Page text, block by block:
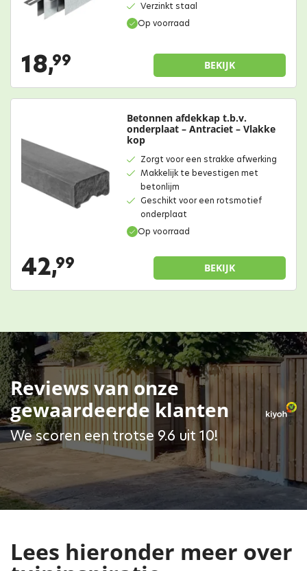
Op voorraad
Verzinkt staal
18,99 BEKIJK
Op voorraad
Betonnen afdekkap t.b.v.
onderplaat – Antraciet – Vlakke
kop
Zorgt voor een strakke afwerking
Makkelijk te bevestigen met
betonlijm
Geschikt voor een rotsmotief
onderplaat
42,99 BEKIJK
Reviews van onze
gewaardeerde klanten
We scoren een trotse 9.6 uit 10!
Lees hieronder meer over